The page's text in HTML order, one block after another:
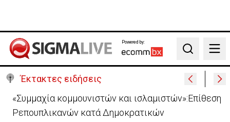
Powered by:
Search
Έκτακτες ειδήσεις
Στο «γήπεδο» της Λευκωσίας περνά ο GSI -«Κλειδί»
ο Σεπτέμβριος για τις έρευνες